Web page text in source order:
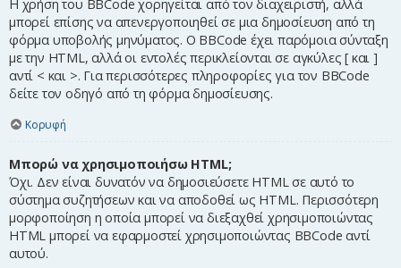
Η χρήση του BBCode χορηγείται από τον διαχειριστή, αλλά
μπορεί επίσης να απενεργοποιηθεί σε μια δημοσίευση από τη
φόρμα υποβολής μηνύματος. Ο BBCode έχει παρόμοια σύνταξη
με την HTML, αλλά οι εντολές περικλείονται σε αγκύλες [ και ]
αντί < και >. Για περισσότερες πληροφορίες για τον BBCode
δείτε τον οδηγό από τη φόρμα δημοσίευσης.
Κορυφή
Μπορώ να χρησιμοποιήσω HTML;
Όχι. Δεν είναι δυνατόν να δημοσιεύσετε HTML σε αυτό το
σύστημα συζητήσεων και να αποδοθεί ως HTML. Περισσότερη
μορφοποίηση η οποία μπορεί να διεξαχθεί χρησιμοποιώντας
HTML μπορεί να εφαρμοστεί χρησιμοποιώντας BBCode αντί
αυτού.